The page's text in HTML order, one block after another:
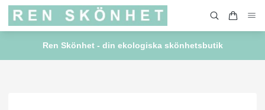
Ren Skönhet - din ekologiska skönhetsbutik